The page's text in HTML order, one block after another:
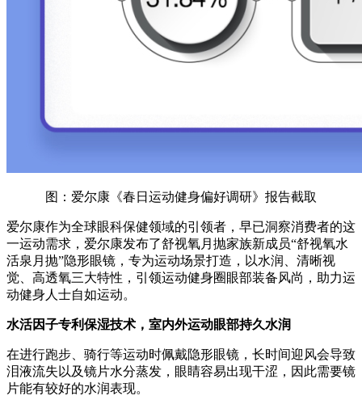
图：爱尔康《春日运动健身偏好调研》报告截取
爱尔康作为全球眼科保健领域的引领者，早已洞察消费者的这
一运动需求，爱尔康发布了舒视氧月抛家族新成员“舒视氧水
活泉月抛”隐形眼镜，专为运动场景打造，以水润、清晰视
觉、高透氧三大特性，引领运动健身圈眼部装备风尚，助力运
动健身人士自如运动。
水活因子专利保湿技术，室内外运动眼部持久水润
在进行跑步、骑行等运动时佩戴隐形眼镜，长时间迎风会导致
泪液流失以及镜片水分蒸发，眼睛容易出现干涩，因此需要镜
片能有较好的水润表现。